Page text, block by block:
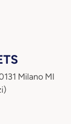
Milano MI